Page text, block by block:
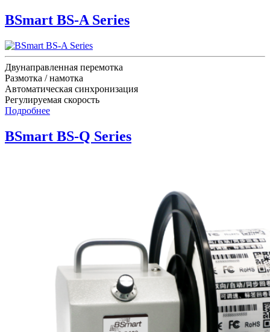
BSmart BS-A Series
Двунаправленная перемотка
Размотка / намотка
Автоматическая синхронизация
Регулируемая скорость
Подробнее
BSmart BS-Q Series